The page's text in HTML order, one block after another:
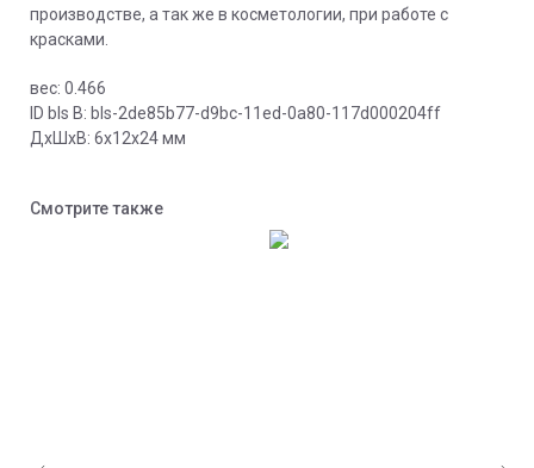
производстве, а так же в косметологии, при работе с
красками.
вес: 0.466
ID bls В: bls-2de85b77-d9bc-11ed-0a80-117d000204ff
ДxШxВ: 6x12x24 мм
Смотрите также